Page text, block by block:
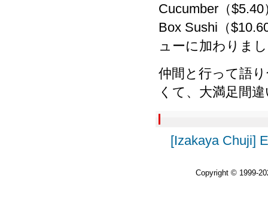
Cucumber（
Box Sushi（
ューに加わりま
仲間と行って語
くて、大満足間
[Izakaya Chuji]
Copyright © 1999-